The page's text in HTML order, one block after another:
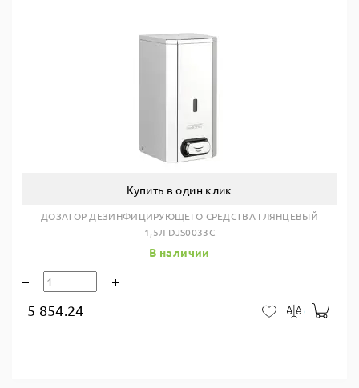
Купить в один клик
ДОЗАТОР ДЕЗИНФИЦИРУЮЩЕГО СРЕДСТВА ГЛЯНЦЕВЫЙ
1,5Л DJS0033C
В наличии
5 854.24 В закладки
Сравнить